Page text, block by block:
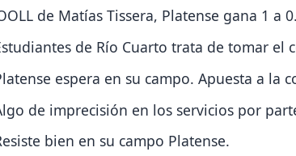
de Matías Tissera, Platense gana 1 a 0.
de Río Cuarto trata de tomar el
espera en su campo. Apuesta a la
de imprecisión en los servicios por
bien en su campo Platense.